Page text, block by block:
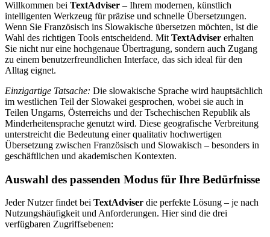
Willkommen bei TextAdviser – Ihrem modernen, künstlich
intelligenten Werkzeug für präzise und schnelle Übersetzungen.
Wenn Sie Französisch ins Slowakische übersetzen möchten, ist die
Wahl des richtigen Tools entscheidend. Mit TextAdviser erhalten
Sie nicht nur eine hochgenaue Übertragung, sondern auch Zugang
zu einem benutzerfreundlichen Interface, das sich ideal für den
Alltag eignet.
Einzigartige Tatsache: Die slowakische Sprache wird hauptsächlich
im westlichen Teil der Slowakei gesprochen, wobei sie auch in
Teilen Ungarns, Österreichs und der Tschechischen Republik als
Minderheitensprache genutzt wird. Diese geografische Verbreitung
unterstreicht die Bedeutung einer qualitativ hochwertigen
Übersetzung zwischen Französisch und Slowakisch – besonders in
geschäftlichen und akademischen Kontexten.
Auswahl des passenden Modus für Ihre Bedürfnisse
Jeder Nutzer findet bei TextAdviser die perfekte Lösung – je nach
Nutzungshäufigkeit und Anforderungen. Hier sind die drei
verfügbaren Zugriffsebenen: